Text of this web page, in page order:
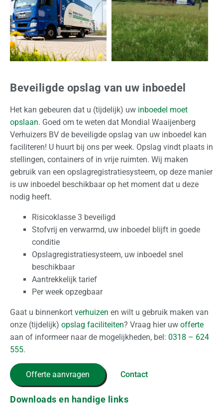
Beveiligde opslag van uw inboedel
Het kan gebeuren dat u (tijdelijk) uw inboedel moet
opslaan. Goed om te weten dat Mondial Waaijenberg
Verhuizers BV de beveiligde opslag van uw inboedel kan
faciliteren! U huurt bij ons per week. Opslag vindt plaats in
stellingen, containers of in vrije ruimten. Wij maken
gebruik van een opslagregistratiesysteem, op deze manier
is uw inboedel beschikbaar op het moment dat u deze
nodig heeft.
Risicoklasse 3 beveiligd
Stofvrij en verwarmd, uw inboedel blijft in goede
conditie
Opslagregistratiesysteem, uw inboedel snel
beschikbaar
Aantrekkelijk tarief
Per week opzegbaar
Gaat u binnenkort verhuizen en wilt u gebruik maken van
onze (tijdelijk) opslag faciliteiten? Vraag hier uw offerte
aan of informeer naar de mogelijkheden, bel: 0318 – 624
555.
Offerte aanvragen Contact
Downloads en handige links